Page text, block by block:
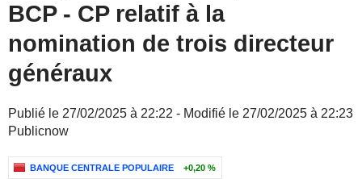
BCP - CP relatif à la
nomination de trois directeur
généraux
Publié le 27/02/2025 à 22:22 - Modifié le 27/02/2025 à 22:23
Publicnow
BANQUE CENTRALE POPULAIRE +0,20 %